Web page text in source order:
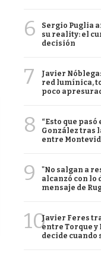
6
Sergio Puglia
su reality: el
decisión
7
Javier
red lumínica,
poco
8
“Esto que
González tras
entre
9
"No salgan a
alcanzó con lo
mensaje de
10Javier Feres
entre Torque y
decide cuando